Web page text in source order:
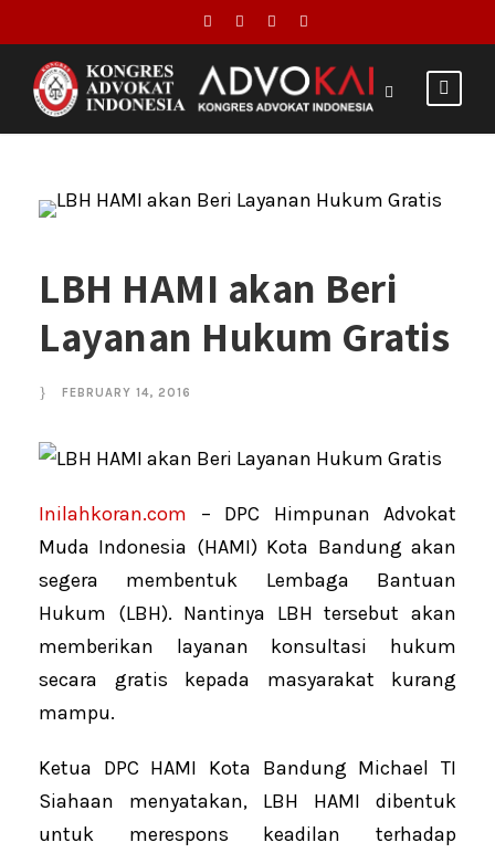
LBH HAMI akan Beri
Layanan Hukum Gratis
FEBRUARY 14, 2016
Inilahkoran.com – DPC Himpunan Advokat
Muda Indonesia (HAMI) Kota Bandung akan
segera membentuk Lembaga Bantuan
Hukum (LBH). Nantinya LBH tersebut akan
memberikan layanan konsultasi hukum
secara gratis kepada masyarakat kurang
mampu.
Ketua DPC HAMI Kota Bandung Michael TI
Siahaan menyatakan, LBH HAMI dibentuk
untuk merespons keadilan terhadap